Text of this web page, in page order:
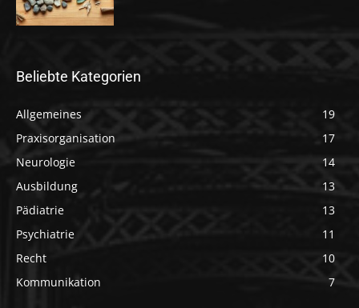
Beliebte Kategorien
Allgemeines
19
Praxisorganisation
17
Neurologie
14
Ausbildung
13
Pädiatrie
13
Psychiatrie
11
Recht
10
Kommunikation
7